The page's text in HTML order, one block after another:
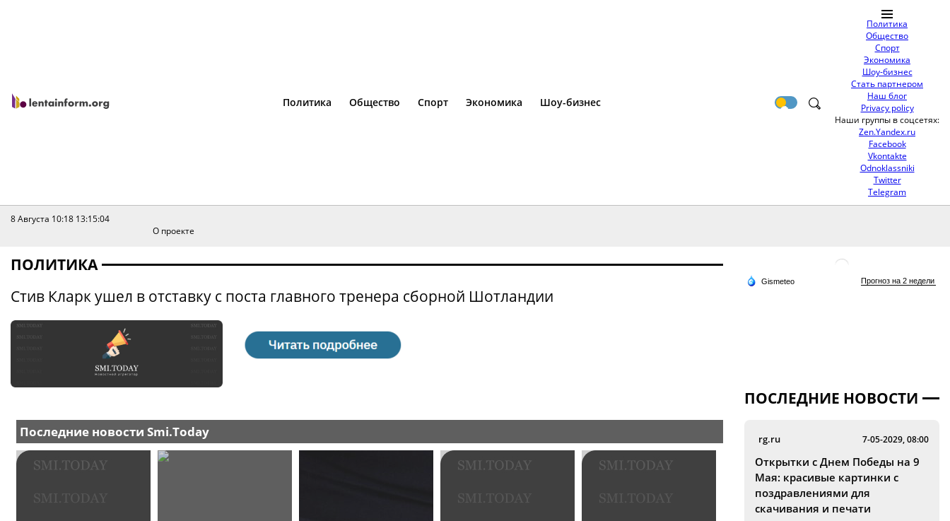
Политика Общество Спорт Экономика Шоу-бизнес
Политика
Общество
Спорт
Экономика
Шоу-бизнес
Стать партнером
Наш блог
Privacy policy
Наши группы в соцсетях:
Zen.Yandex.ru
Facebook
Vkontakte
Odnoklassniki
Twitter
Telegram
8 Августа 10:18 13:15:04
О проекте
ПОЛИТИКА
Стив Кларк ушел в отставку с поста главного тренера сборной Шотландии
ПОСЛЕДНИЕ НОВОСТИ
rg.ru 7-05-2029, 08:00
Открытки с Днем Победы на 9
Мая: красивые картинки с
поздравлениями для
скачивания и печати